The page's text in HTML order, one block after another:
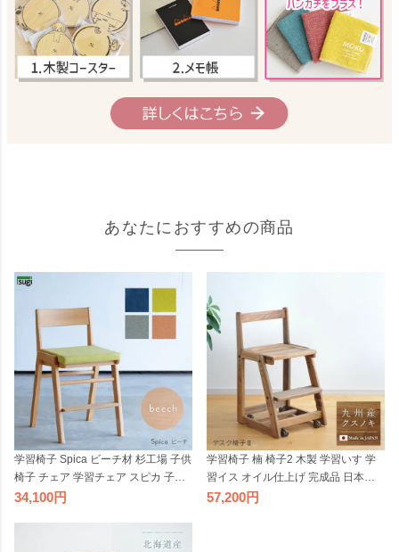
あなたにおすすめの商品
学習椅子 Spica ビーチ材 杉工場 子供
椅子 チェア 学習チェア スピカ 子供
用 日本製 ライトグレー 天然木 木製
34,100
学習椅子 楠 椅子2 木製 学習いす 学
習イス オイル仕上げ 完成品 日本製
国産 天然木 子供 キッズ チェア 無垢
57,200